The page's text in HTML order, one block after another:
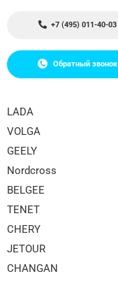
+7 (495) 011-40-03
Обратный звонок
LADA
VOLGA
GEELY
Nordcross
BELGEE
TENET
CHERY
JETOUR
CHANGAN